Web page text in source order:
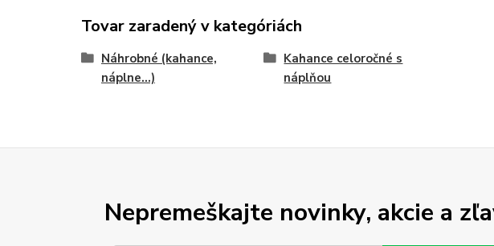
Tovar zaradený v kategóriách
Náhrobné (kahance,
náplne...)
Kahance celoročné s
náplňou
Nepremeškajte novinky, akcie a